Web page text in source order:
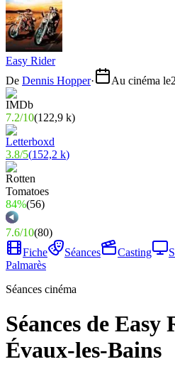
Easy Rider
De Dennis Hopper· Au cinéma le
7.2/10(122,9 k)
3.8/5(152,2 k)
84%(56)
7.6/10(80)
Fiche
Séances Casting
Palmarès
Séances cinéma
Séances de Easy
Évaux-les-Bains